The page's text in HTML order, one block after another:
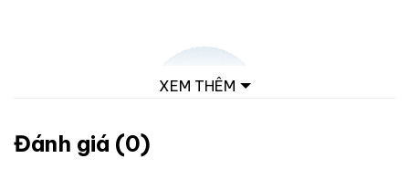
XEM THÊM
Đánh giá (0)